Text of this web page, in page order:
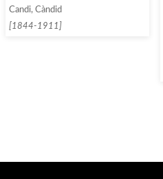
Candi, Càndid
[1844-1911]